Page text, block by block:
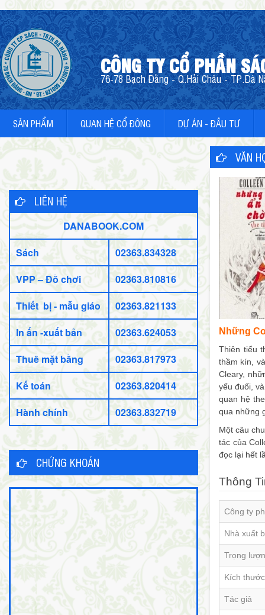
CÔNG TY CỔ PHẦN
76-78 Bạch Đằng - Q.Hải Châu - TP.Đà
SẢN PHẨM QUAN HỆ CỔ ĐÔNG DỰ ÁN - ĐẦU TƯ
LIÊN HỆ
DANABOOK.COM
Sách
02363.834328
VPP – Đồ chơi
02363.810816
Thiết bị - mẫu giáo
02363.821133
In ấn -xuất bản
02363.624053
Thuê mặt bằng
02363.817973
Kế toán
02363.820414
Hành chính
02363.832719
CHỨNG KHOÁN
VĂN
Những
Thiên tiểu
thầm kín,
Cleary,
yếu đuối,
quan hệ
qua những
Một câu
tác của
đọc lại hết
Thông
Công ty
Nhà xuất
Trọng
Kích thước
Tác giả